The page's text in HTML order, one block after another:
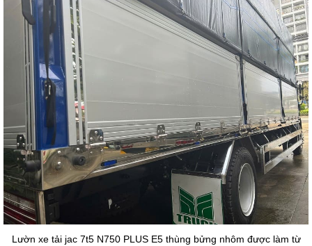
Lườn xe tải jac 7t5 N750 PLUS E5 thùng bửng nhôm được làm từ